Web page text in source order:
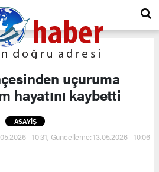
uçuruma
hayatını kaybetti
ASAYİŞ
- 10:31, Güncelleme: 13.05.2026 - 10:06